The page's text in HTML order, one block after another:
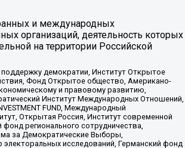
и международных
организаций, деятельность которых
на территории Российской
демократии, Институт Открытое
Фонд Открытое общество, Американо-
и правовому развитию,
Институт Международных Отношений,
FUND, Международный
Открытая Россия, Институт современной
регионального сотрудничества,
за Демократические Выборы,
исследований, Германский фонд